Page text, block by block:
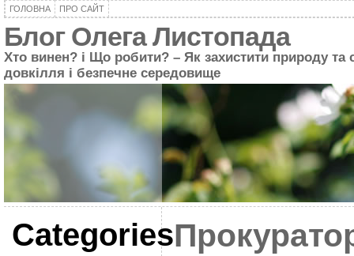
ГОЛОВНА ПРО САЙТ
Блог Олега Листопада
Хто винен? і Що робити? – Як захистити природу та
довкілля і безпечне середовище
Categories